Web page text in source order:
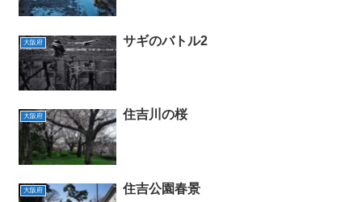
大阪府 サギのバトル2
大阪府 住吉川の桜
大阪府 住吉公園春景